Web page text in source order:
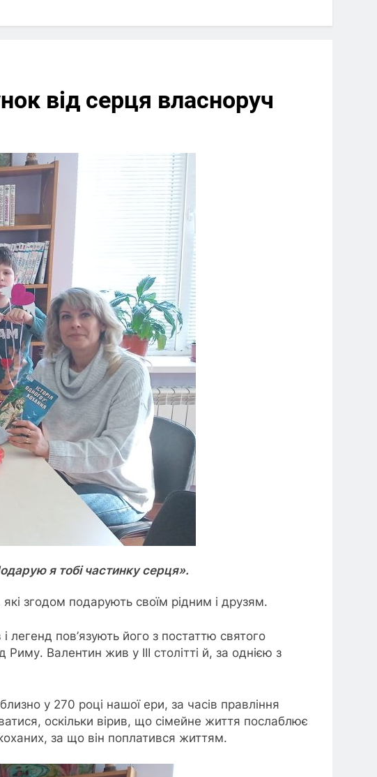
від серця власноруч
я тобі частинку серця».
згодом подарують своїм рідним і друзям.
легенд пов’язують його з постаттю святого
Риму. Валентин жив у III столітті й, за однією з
у 270 році нашої ери, за часів правління
оскільки вірив, що сімейне життя послаблює
за що він поплатився життям.